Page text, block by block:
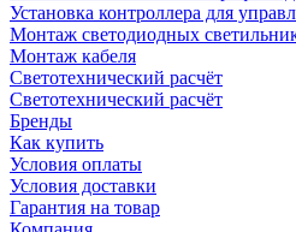
Установка контроллера для
Монтаж светодиодных
Монтаж кабеля
Светотехнический расчёт
Светотехнический расчёт
Бренды
Как купить
Условия оплаты
Условия доставки
Гарантия на товар